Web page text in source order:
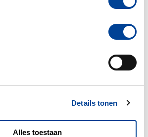
Details tonen
Alles toestaan